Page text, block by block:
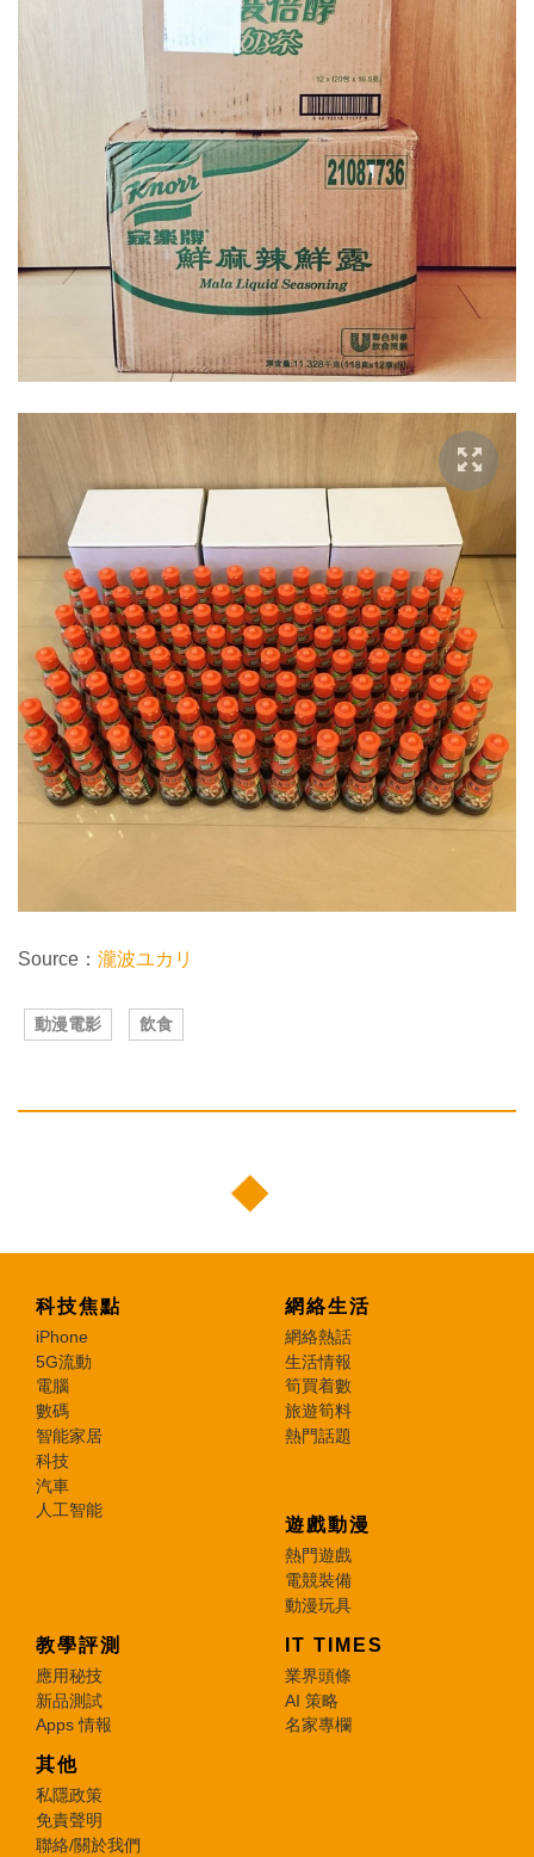
Source： 瀧波ユカリ
動漫電影 飲食
科技焦點
iPhone
5G流動
電腦
數碼
智能家居
科技
汽車
人工智能
網絡生活
網絡熱話
生活情報
筍買着數
旅遊筍料
熱門話題
遊戲動漫
熱門遊戲
電競裝備
動漫玩具
教學評測
應用秘技
新品測試
Apps 情報
IT TIMES
業界頭條
AI 策略
名家專欄
其他
私隱政策
免責聲明
聯絡/關於我們